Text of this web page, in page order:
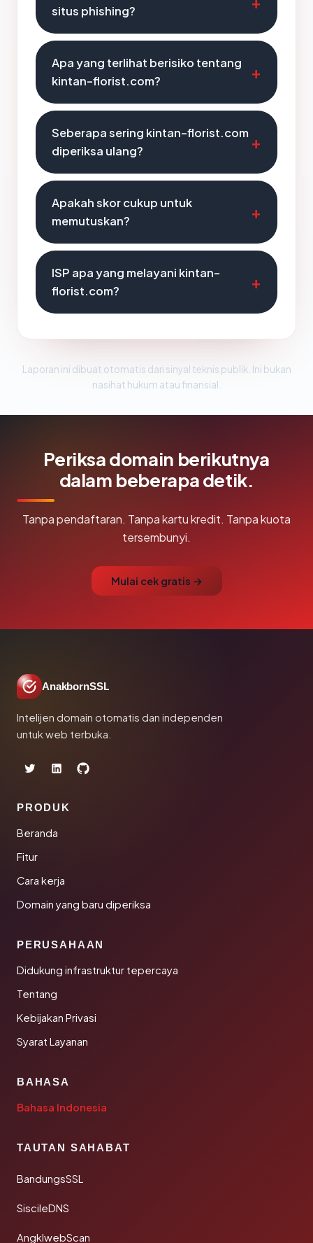
situs phishing?
Apa yang terlihat berisiko tentang
kintan-florist.com?
Seberapa sering kintan-florist.com
diperiksa ulang?
Apakah skor cukup untuk
memutuskan?
ISP apa yang melayani kintan-
florist.com?
Laporan ini dibuat otomatis dari sinyal teknis publik. Ini bukan
nasihat hukum atau finansial.
Periksa domain berikutnya
dalam beberapa detik.
Tanpa pendaftaran. Tanpa kartu kredit. Tanpa kuota
tersembunyi.
Mulai cek gratis →
AnakbornSSL
Intelijen domain otomatis dan independen
untuk web terbuka.
PRODUK
Beranda
Fitur
Cara kerja
Domain yang baru diperiksa
PERUSAHAAN
Didukung infrastruktur tepercaya
Tentang
Kebijakan Privasi
Syarat Layanan
BAHASA
Bahasa Indonesia
TAUTAN SAHABAT
BandungsSSL
SiscileDNS
AngklwebScan